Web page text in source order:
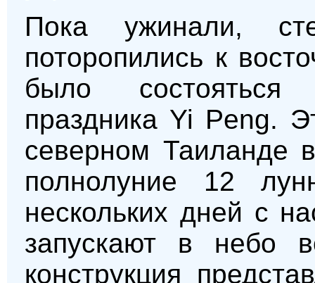
Пока ужинали,
поторопились к
было состояться
праздника Yi Peng.
северном Таиланде
полнолуние 12
нескольких дней с
запускают в небо
конструкция